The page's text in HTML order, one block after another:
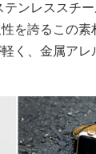
ンレススチー
を誇るこの素
く、金属アレ